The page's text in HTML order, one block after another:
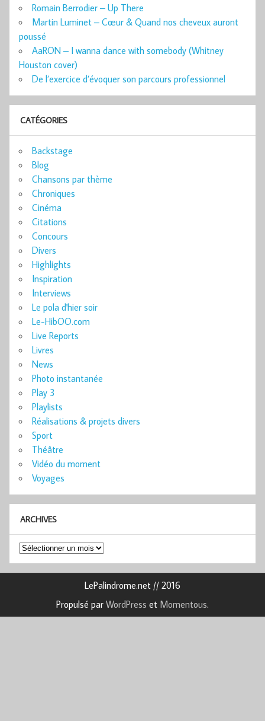
Romain Berrodier – Up There
Martin Luminet – Cœur & Quand nos cheveux auront
poussé
AaRON – I wanna dance with somebody (Whitney
Houston cover)
De l’exercice d’évoquer son parcours professionnel
CATÉGORIES
Backstage
Blog
Chansons par thème
Chroniques
Cinéma
Citations
Concours
Divers
Highlights
Inspiration
Interviews
Le pola d'hier soir
Le-HibOO.com
Live Reports
Livres
News
Photo instantanée
Play 3
Playlists
Réalisations & projets divers
Sport
Théâtre
Vidéo du moment
Voyages
ARCHIVES
Archives
LePalindrome.net // 2016
Propulsé par WordPress et Momentous.